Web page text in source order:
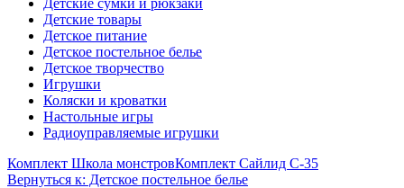
Детские товары
Детское питание
Детское постельное белье
Детское творчество
Игрушки
Коляски и кроватки
Настольные игры
Радиоуправляемые игрушки
Комплект Школа монстровКомплект Сайлид С-35
Вернуться к: Детское постельное белье